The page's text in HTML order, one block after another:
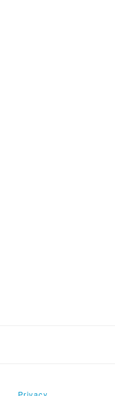
Privacy